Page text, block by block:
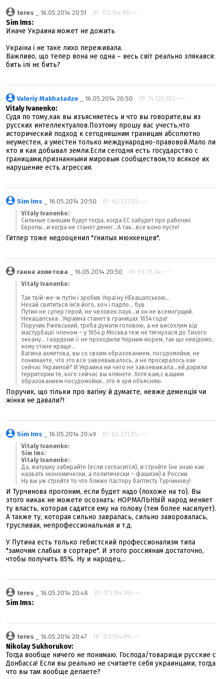
teres _ 16.05.2014 20:51 IP: 173.194.99.---
Sim Ims:
Иначе Украина может не дожить
Україна і не таке лихо переживала.
Важливо, що тепер вона не одна – весь світ реально злякався:
бить ілі нє бить?
Valeriy Makhatadze _ 16.05.2014 20:50 IP: 74.125.185.---
Vitaly Ivanenko:
Судя по тому,как вы изъясняетесь и что вы говорите,вы из
русских интеллектуалов.Поэтому прошу вас учесть,что
исторический подход к сегодняшним границам абсолютно
неуместен, а уместен только международно-правовой.Мало ли
кто и как добывал земли.Если сегодня есть государство с
границами,признанными мировым сообществом,то всякое их
нарушение есть агрессия.
Sim Ims _ 16.05.2014 20:50 IP: 62.221.55.---
Vitaly Ivanenko:
Сильные санкции будут тогда, когда ЕС забудет про рабочих
Европы...и когда не станет денег...А так...все воно пусте!
Гитлер тоже недооценил "гнилых мюнхенцев".
ганна ахметова _ 16.05.2014 20:50 IP: 93.75.34.---
Vitaly Ivanenko:
Так твій-же-ж путін і зробив Україну НЕкацапською...
Нехай святиться ім'я його, хоч і падло... був
Путин не супер герой, не человек паук...и он не всемогущий.
Некацапська...Украина станет в границах 1654 года!
Поручик Ржевський, треба думати головою, а не висохлим від
мастурбації членом – у 1654 р Москва теж не тягнулася до Тихого
океану... І кордони її не проходили Чорним морем, так що невідомо,
кому стане краще...
Вагина ахметова, вы со своим образованием, посудомойки, не
понимаете, что это все завоевывалось, а не просиралось как
сейчас Украиной? И Украина ни чего не завоевывала...ей дарили
территории те, кого сейчас вы клянете. Хотя вам,с вашим
образованием посудомойки...это я зря объясняю.
Поручик, що тільки про вагіну й думаєте, невже деменція чи
жінки не давали?!
Sim Ims _ 16.05.2014 20:49 IP: 62.221.55.---
Vitaly Ivanenko:
Sim Ims:
Vitaly Ivanenko:
Да, матушку забирайте (если согласится), и стройте (не знаю как
назвать экономически, а политически – фашизм) в России.
Ну вы уж стройте то что ближе пастору баптисту Турчинову!
И Турчинова прогоним, если будет надо (похоже на то). Вы
этого никак не можете осознать: НОРМАЛЬНЫЙ народ меняет
ту власть, которая садится ему на голову (тем более насилует).
А также ту, которая сильно завралась, сильно заворовалась,
трусливая, непрофессиональная и т.д.
У Путина есть только гебистский профессионализм типа
"замочим слабых в сортире". И этого россиянам достаточно,
чтобы получить 85%. Ну и народец...
teres _ 16.05.2014 20:48 IP: 173.194.99.---
Sim Ims:
teres _ 16.05.2014 20:47 IP: 173.194.99.---
Nikolay Sukhorukov:
Тогда вообще ничего не понимаю. Господа/товарищи русские с
Донбасса! Если вы реально не считаете себя украинцами, тогда
что вы там вообще делаете?